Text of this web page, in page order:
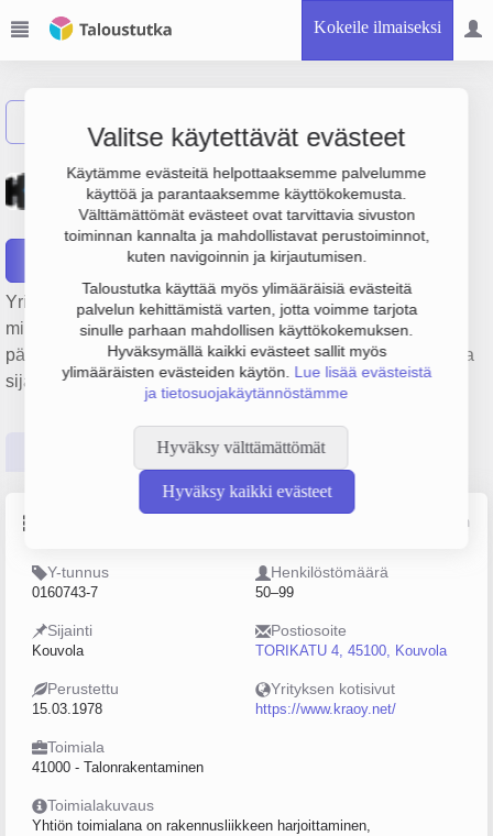
Kokeile ilmaiseksi
Valitse käytettävät evästeet
Käytämme evästeitä helpottaaksemme palvelumme
käyttöä ja parantaaksemme käyttökokemusta.
Välttämättömät evästeet ovat tarvittavia sivuston
toiminnan kannalta ja mahdollistavat perustoiminnot,
kuten navigoinnin ja kirjautumisen.
Taloustutka käyttää myös ylimääräisiä evästeitä
palvelun kehittämistä varten, jotta voimme tarjota
sinulle parhaan mahdollisen käyttökokemuksen.
Hyväksymällä kaikki evästeet sallit myös
ylimääräisten evästeiden käytön. Lue lisää evästeistä
ja tietosuojakäytännöstämme
Hyväksy välttämättömät
Hyväksy kaikki evästeet
Kymenlaakson Rakennus
Oy
Yrityksen Kymenlaakson Rakennus Oy liikevaihto on 21.1
milj. €, tulos 2.5 milj. € ja henkilöstömäärä 50. Sen
päätoimiala on Talonrakentaminen, perustamisvuosi 1978 ja
sijainti Kouvola. Yrityksen yhtiömuoto Osakeyhtiö (OY).
Tilinpäätösluvut Päättäjätiedot
Lähde: YTJ, PRH, Traficom
Y-tunnus
0160743-7
Henkilöstömäärä
50–99
Sijainti
Kouvola
Postiosoite
TORIKATU 4, 45100, Kouvola
Perustettu
15.03.1978
Yrityksen kotisivut
https://www.kraoy.net/
Toimiala
41000 - Talonrakentaminen
Toimialakuvaus
Yhtiön toimialana on rakennusliikkeen harjoittaminen,